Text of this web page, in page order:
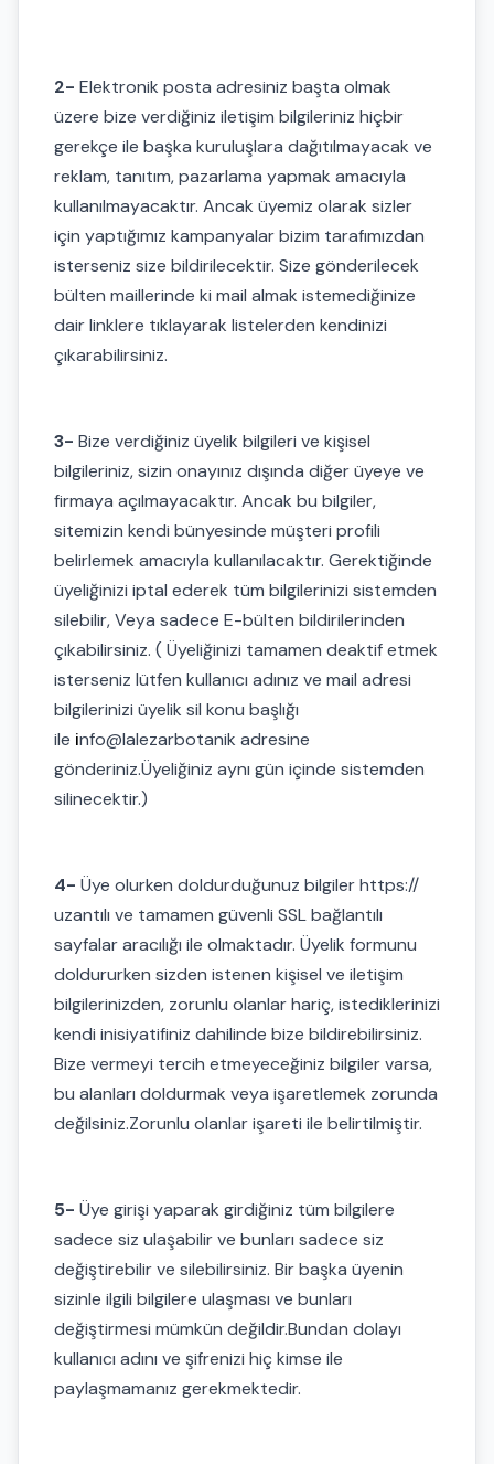
2- Elektronik posta adresiniz başta olmak
üzere bize verdiğiniz iletişim bilgileriniz hiçbir
gerekçe ile başka kuruluşlara dağıtılmayacak ve
reklam, tanıtım, pazarlama yapmak amacıyla
kullanılmayacaktır. Ancak üyemiz olarak sizler
için yaptığımız kampanyalar bizim tarafımızdan
isterseniz size bildirilecektir. Size gönderilecek
bülten maillerinde ki mail almak istemediğinize
dair linklere tıklayarak listelerden kendinizi
çıkarabilirsiniz.
3- Bize verdiğiniz üyelik bilgileri ve kişisel
bilgileriniz, sizin onayınız dışında diğer üyeye ve
firmaya açılmayacaktır. Ancak bu bilgiler,
sitemizin kendi bünyesinde müşteri profili
belirlemek amacıyla kullanılacaktır. Gerektiğinde
üyeliğinizi iptal ederek tüm bilgilerinizi sistemden
silebilir, Veya sadece E-bülten bildirilerinden
çıkabilirsiniz. ( Üyeliğinizi tamamen deaktif etmek
isterseniz lütfen kullanıcı adınız ve mail adresi
bilgilerinizi üyelik sil konu başlığı
ile info@lalezarbotanik adresine
gönderiniz.Üyeliğiniz aynı gün içinde sistemden
silinecektir.)
4- Üye olurken doldurduğunuz bilgiler https://
uzantılı ve tamamen güvenli SSL bağlantılı
sayfalar aracılığı ile olmaktadır. Üyelik formunu
doldururken sizden istenen kişisel ve iletişim
bilgilerinizden, zorunlu olanlar hariç, istediklerinizi
kendi inisiyatifiniz dahilinde bize bildirebilirsiniz.
Bize vermeyi tercih etmeyeceğiniz bilgiler varsa,
bu alanları doldurmak veya işaretlemek zorunda
değilsiniz.Zorunlu olanlar işareti ile belirtilmiştir.
5- Üye girişi yaparak girdiğiniz tüm bilgilere
sadece siz ulaşabilir ve bunları sadece siz
değiştirebilir ve silebilirsiniz. Bir başka üyenin
sizinle ilgili bilgilere ulaşması ve bunları
değiştirmesi mümkün değildir.Bundan dolayı
kullanıcı adını ve şifrenizi hiç kimse ile
paylaşmamanız gerekmektedir.